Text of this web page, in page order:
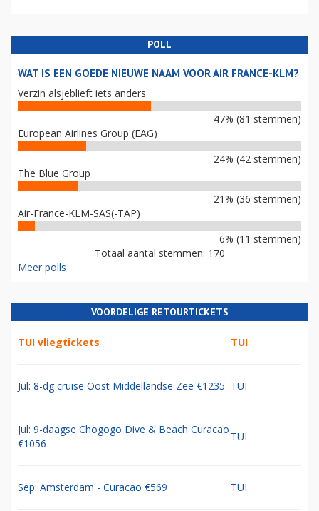
POLL
WAT IS EEN GOEDE NIEUWE NAAM VOOR AIR FRANCE-KLM?
Verzin alsjeblieft iets anders
47% (81 stemmen)
European Airlines Group (EAG)
24% (42 stemmen)
The Blue Group
21% (36 stemmen)
Air-France-KLM-SAS(-TAP)
6% (11 stemmen)
Totaal aantal stemmen: 170
Meer polls
VOORDELIGE RETOURTICKETS
TUI vliegtickets TUI
Jul: 8-dg cruise Oost Middellandse Zee €1235 TUI
Jul: 9-daagse Chogogo Dive & Beach Curacao
€1056
TUI
Sep: Amsterdam - Curacao €569 TUI